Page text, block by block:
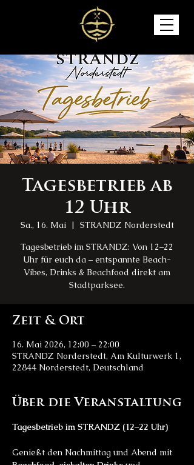
Tagesbetrieb ab
12 Uhr
Sa., 16. Mai
  |
STRANDZ Norderstedt
Tagesbetrieb im STRANDZ: Von 12–22
Uhr für euch da – entspannte Beach-
Vibes, Drinks & Beachfood direkt am
Stadtparksee.
Zeit & Ort
16. Mai 2026, 12:00 – 22:00
STRANDZ Norderstedt, Am Kulturwerk 1,
22844 Norderstedt, Deutschland
Über die Veranstaltung
Tagesbetrieb im STRANDZ (12–22 Uhr)
Genießt den Nachmittag und Abend mit